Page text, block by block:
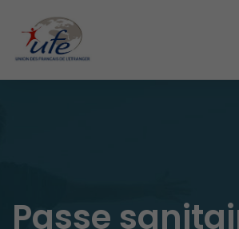
Passe